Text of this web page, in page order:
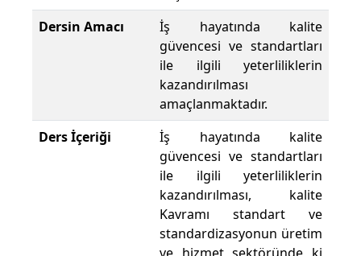
Dersin Amacı
İş hayatında kalite
güvencesi ve standartları
ile ilgili yeterliliklerin
kazandırılması
amaçlanmaktadır.
Ders İçeriği
İş hayatında kalite
güvencesi ve standartları
ile ilgili yeterliliklerin
kazandırılması, kalite
Kavramı standart ve
standardizasyonun üretim